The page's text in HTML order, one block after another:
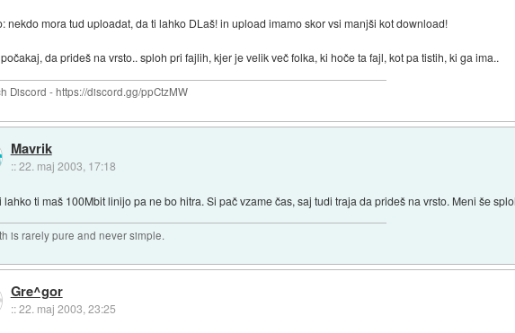
nekdo mora tud uploadat, da ti lahko DLaš! in upload imamo skor vsi manjši kot download!
da prideš na vrsto.. sploh pri fajlih, kjer je velik več folka, ki hoče ta fajl, kot pa tistih, ki ga ima..
Discord - https://discord.gg/ppCtzMW
Mavrik
::22. maj 2003, 17:18
lahko ti maš 100Mbit linijo pa ne bo hitra. Si pač vzame čas, saj tudi traja da prideš na vrsto. Meni še
is rarely pure and never simple.
Gre^gor
::22. maj 2003, 23:25